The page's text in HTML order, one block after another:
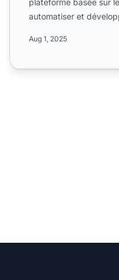
automatiser et
Aug 1, 2025